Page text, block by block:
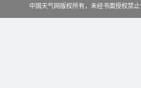
中国天气网版权所有，未经书面授权